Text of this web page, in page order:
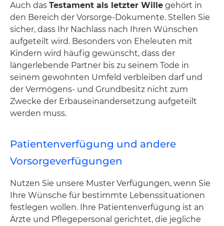
Auch das Testament als letzter Wille gehört in
den Bereich der Vorsorge-Dokumente. Stellen Sie
sicher, dass Ihr Nachlass nach Ihren Wünschen
aufgeteilt wird. Besonders von Eheleuten mit
Kindern wird häufig gewünscht, dass der
längerlebende Partner bis zu seinem Tode in
seinem gewohnten Umfeld verbleiben darf und
der Vermögens- und Grundbesitz nicht zum
Zwecke der Erbauseinandersetzung aufgeteilt
werden muss.
Patientenverfügung und andere
Vorsorgeverfügungen
Nutzen Sie unsere Muster Verfügungen, wenn Sie
Ihre Wünsche für bestimmte Lebenssituationen
festlegen wollen. Ihre Patientenverfügung ist an
Ärzte und Pflegepersonal gerichtet, die jegliche